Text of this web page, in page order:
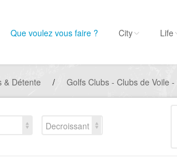
Que voulez vous faire ? City Life
& Détente / Golfs Clubs - Clubs de Voile
Decroissant